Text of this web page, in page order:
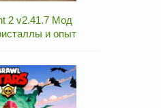
2 v2.41.7 Мод
и опыт